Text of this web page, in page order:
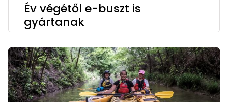
Év végétől e-buszt is
gyártanak